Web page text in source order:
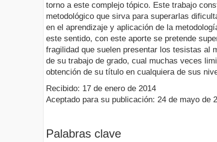
torno a este complejo tópico. Este trabajo
metodológico que sirva para superarlas
en el aprendizaje y aplicación de la
este sentido, con este aporte se pretende
fragilidad que suelen presentar los tesistas al
de su trabajo de grado, cual muchas veces
obtención de su título en cualquiera de sus
Recibido: 17 de enero de 2014
Aceptado para su publicación: 24 de mayo de
Palabras clave